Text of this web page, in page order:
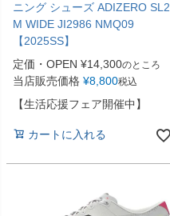
ニング シューズ ADIZERO SL2
M WIDE JI2986 NMQ09
【2025SS】
定価・OPEN ¥14,300のところ
当店販売価格 ¥8,800税込
【生活応援フェア開催中】
カートに入れる